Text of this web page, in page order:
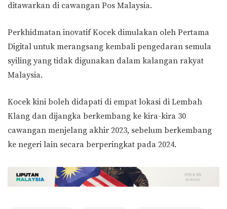
ditawarkan di cawangan Pos Malaysia.
Perkhidmatan inovatif Kocek dimulakan oleh Pertama
Digital untuk merangsang kembali pengedaran semula
syiling yang tidak digunakan dalam kalangan rakyat
Malaysia.
Kocek kini boleh didapati di empat lokasi di Lembah
Klang dan dijangka berkembang ke kira-kira 30
cawangan menjelang akhir 2023, sebelum berkembang
ke negeri lain secara berperingkat pada 2024.